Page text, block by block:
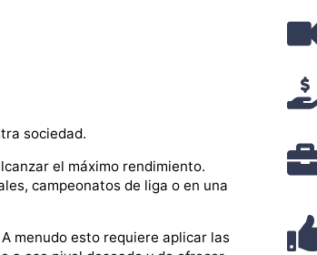
sociedad.
el máximo rendimiento.
campeonatos de liga o en una
menudo esto requiere aplicar las